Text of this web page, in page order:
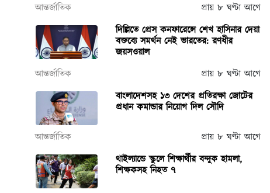
আন্তর্জাতিক
প্রায় ৮ ঘণ্টা আগে
দিল্লিতে প্রেস কনফারেন্সে শেখ হাসিনার দেয়া
বক্তব্যে সমর্থন নেই ভারতের: রণধীর
জয়সওয়াল
আন্তর্জাতিক
প্রায় ৮ ঘণ্টা আগে
বাংলাদেশসহ ১৩ দেশের প্রতিরক্ষা জোটের
প্রধান কমান্ডার নিয়োগ দিল সৌদি
আন্তর্জাতিক
প্রায় ৮ ঘণ্টা আগে
থাইল্যান্ডে স্কুলে শিক্ষার্থীর বন্দুক হামলা,
শিক্ষকসহ নিহত ৭